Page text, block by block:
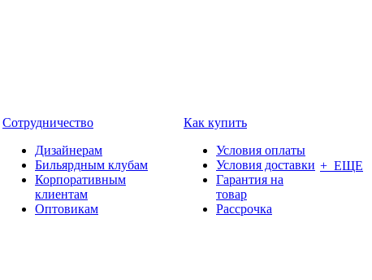
Сотрудничество
Дизайнерам
Бильярдным клубам
Корпоративным
клиентам
Оптовикам
Как купить
Условия оплаты
Условия доставки
Гарантия на
товар
Рассрочка
+ ЕЩЕ